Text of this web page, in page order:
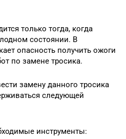
только тогда, когда
состоянии. В
опасность получить ожоги
по замене тросика.
замену данного тросика
следующей
инструменты: